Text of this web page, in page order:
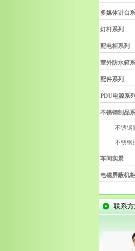
多媒体讲台
灯杆系列
配电柜系列
室外防水箱
配件系列
PDU电源系列
不锈钢制品
不锈钢
不锈钢
车间实景
电磁屏蔽机柜
联系方